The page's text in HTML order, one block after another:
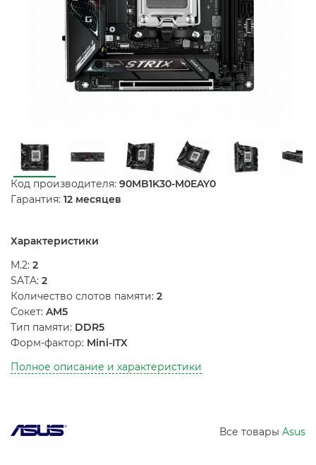
Код производителя: 90MB1K30-M0EAY0
Гарантия: 12 месяцев
Характеристики
M.2: 2
SATA: 2
Количество слотов памяти: 2
Сокет: AM5
Тип памяти: DDR5
Форм-фактор: Mini-ITX
Полное описание и характеристики
Все товары Asus